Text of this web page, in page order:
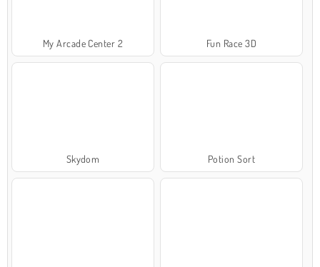
My Arcade Center 2 Fun Race 3D
Skydom Potion Sort